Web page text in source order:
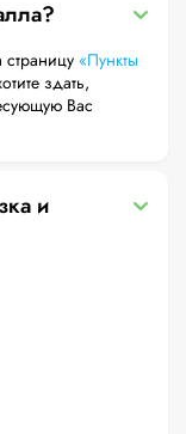
«Пункты
здать,
и